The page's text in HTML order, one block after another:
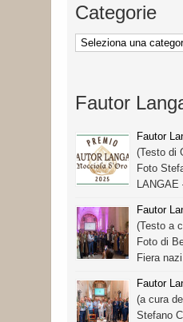
Categorie
Categorie
Fautor
Fautor
(Testo di
Foto
LANGAE
Fautor
(Testo a
Foto di
Fiera
Fautor
(a cura
Stefano